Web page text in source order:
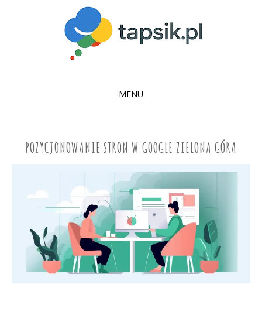
MENU
CONTENT
POZYCJONOWANIE STRON W GOOGLE ZIELONA GÓRA